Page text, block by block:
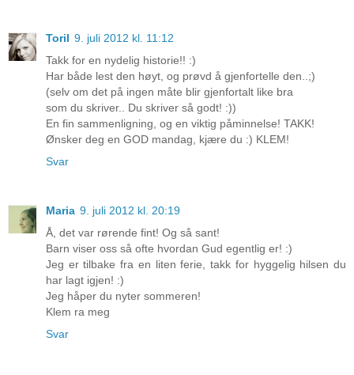
Toril 9. juli 2012 kl. 11:12
Takk for en nydelig historie!! :)
Har både lest den høyt, og prøvd å gjenfortelle den..;)
(selv om det på ingen måte blir gjenfortalt like bra
som du skriver.. Du skriver så godt! :))
En fin sammenligning, og en viktig påminnelse! TAKK!
Ønsker deg en GOD mandag, kjære du :) KLEM!
Svar
Maria 9. juli 2012 kl. 20:19
Å, det var rørende fint! Og så sant!
Barn viser oss så ofte hvordan Gud egentlig er! :)
Jeg er tilbake fra en liten ferie, takk for hyggelig hilsen du
har lagt igjen! :)
Jeg håper du nyter sommeren!
Klem ra meg
Svar